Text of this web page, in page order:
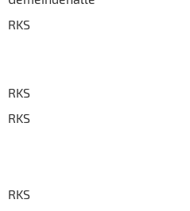
RKS
RKS
RKS
RKS